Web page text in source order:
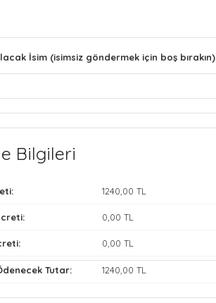
İsim (isimsiz göndermek için boş bırakın)
Bilgileri
1240 ,00 TL
0 ,00 TL
0 ,00 TL
Tutar: 1240 ,00 TL